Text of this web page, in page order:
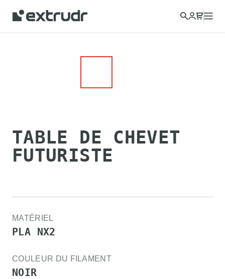
TABLE DE CHEVET
FUTURISTE
MATÉRIEL
PLA NX2
COULEUR DU FILAMENT
NOIR